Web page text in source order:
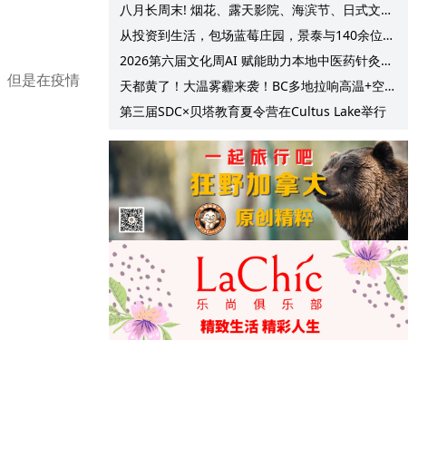
是在疫情
八月长周末! 烟花、露天影院、海滨节、日式文化
节庆, 大温哥华各种精彩活动上线!
从投资到生活，包场蓝莓庄园，景泰与140余位客
户共享夏日”莓”好时光
2026第六届文化周AI 赋能助力本地中医药针灸服
务提质升级
天都黄了！大温雾霾来袭！BC多地拉响高温+空气
质量预警 最高可达35°C！
第三届SDC×贝塔教育夏令营在Cultus Lake举行